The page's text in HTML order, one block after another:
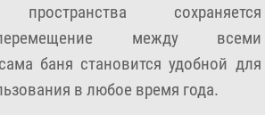
пространства сохраняется
между всеми
баня становится удобной для
в любое время года.